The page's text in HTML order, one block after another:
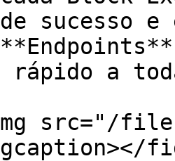
sucesso
rápido a
src="/files/